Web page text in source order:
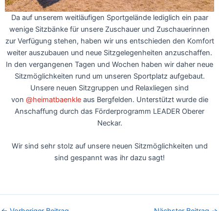
Da auf unserem weitläufigen Sportgelände lediglich ein paar
wenige Sitzbänke für unsere Zuschauer und Zuschauerinnen
zur Verfügung stehen, haben wir uns entschieden den Komfort
weiter auszubauen und neue Sitzgelegenheiten anzuschaffen.
In den vergangenen Tagen und Wochen haben wir daher neue
Sitzmöglichkeiten rund um unseren Sportplatz aufgebaut.
Unsere neuen Sitzgruppen und Relaxliegen sind
von @heimatbaenkleaus Bergfelden. Unterstützt wurde die
Anschaffung durch das Förderprogramm LEADER Oberer
Neckar.
Wir sind sehr stolz auf unsere neuen Sitzmöglichkeiten und
sind gespannt was ihr dazu sagt!